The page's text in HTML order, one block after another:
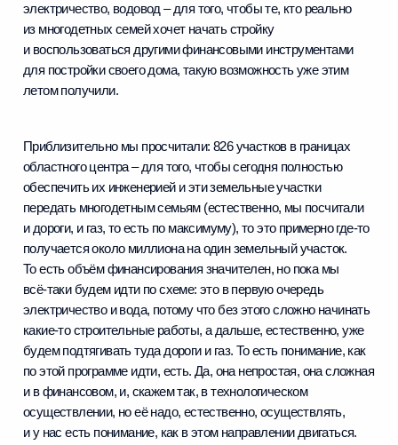
электричество, водовод – для того, чтобы те, кто реально
из многодетных семей хочет начать стройку
и воспользоваться другими финансовыми инструментами
для постройки своего дома, такую возможность уже этим
летом получили.
Приблизительно мы просчитали: 826 участков в границах
областного центра – для того, чтобы сегодня полностью
обеспечить их инженерией и эти земельные участки
передать многодетным семьям (естественно, мы посчитали
и дороги, и газ, то есть по максимуму), то это примерно где‑то
получается около миллиона на один земельный участок.
То есть объём финансирования значителен, но пока мы
всё‑таки будем идти по схеме: это в первую очередь
электричество и вода, потому что без этого сложно начинать
какие‑то строительные работы, а дальше, естественно, уже
будем подтягивать туда дороги и газ. То есть понимание, как
по этой программе идти, есть. Да, она непростая, она сложная
и в финансовом, и, скажем так, в технологическом
осуществлении, но её надо, естественно, осуществлять,
и у нас есть понимание, как в этом направлении двигаться.